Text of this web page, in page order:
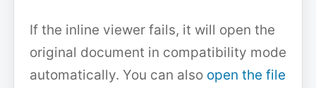
If the inline viewer fails, it will open the
original document in compatibility mode
automatically. You can also open the file